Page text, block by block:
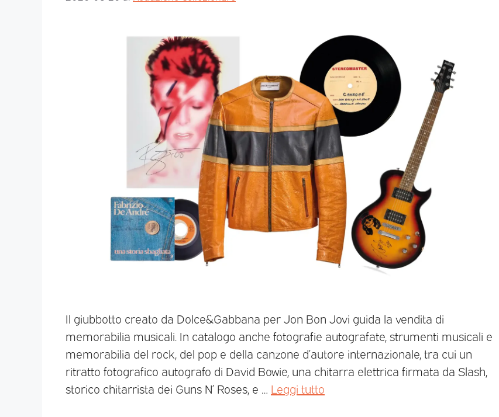
Il giubbotto creato da Dolce&Gabbana per Jon Bon Jovi guida la vendita di
memorabilia musicali. In catalogo anche fotografie autografate, strumenti musicali e
memorabilia del rock, del pop e della canzone d’autore internazionale, tra cui un
ritratto fotografico autografo di David Bowie, una chitarra elettrica firmata da Slash,
storico chitarrista dei Guns N’ Roses, e … Leggi tutto